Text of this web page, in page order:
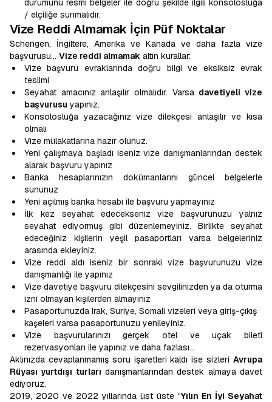
durumunu resmi belgeler ile doğru şekilde ilgili konsolosluğa
/ elçiliğe sunmalıdır.
Vize Reddi Almamak İçin Püf Noktalar
Schengen, İngiltere, Amerika ve Kanada ve daha fazla vize
başvurusu… Vize reddi almamak altın kurallar:
Vize başvuru evraklarında doğru bilgi ve eksiksiz evrak
teslimi
Seyahat amacınız anlaşılır olmalıdır. Varsa davetiyeli vize
başvurusu yapınız.
Konsolosluğa yazacağınız vize dilekçesi anlaşılır ve kısa
olmalı
Vize mülakatlarına hazır olunuz.
Yeni çalışmaya başladı iseniz vize danışmanlarından destek
alarak başvuru yapınız
Banka hesaplarınızın dokümanlarını güncel belgelerle
sununuz
Yeni açılmış banka hesabı ile başvuru yapmayınız
İlk kez seyahat edecekseniz vize başvurunuzu yalnız
seyahat ediyormuş gibi düzenlemeyiniz. Birlikte seyahat
edeceğiniz kişilerin yeşil pasaportları varsa belgeleriniz
arasında ekleyiniz.
Vize reddi aldı iseniz bir sonraki vize başvurunuzu vize
danışmanlığı ile yapınız
Vize davetiye başvuru dilekçesini sevgilinizden ya da oturma
izni olmayan kişilerden almayınız
Pasaportunuzda Irak, Suriye, Somali vizeleri veya giriş-çıkış
kaşeleri varsa pasaportunuzu yenileyiniz.
Vize başvurularınızı gerçek otel ve uçak bileti
rezervasyonları ile yapınız ve daha fazlası…
Aklınızda cevaplanmamış soru işaretleri kaldı ise sizleri Avrupa
Rüyası yurtdışı turları danışmanlarından destek almaya davet
ediyoruz.
2019, 2020 ve 2022 yıllarında üst üste “Yılın En İyi Seyahat